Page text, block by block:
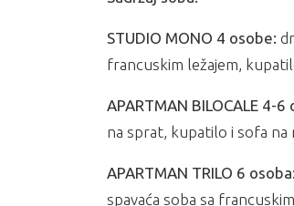
STUDIO MONO 4 osobe:
francuskim ležajem,
APARTMAN BILOCALE 4-6
na sprat, kupatilo i sofa na
APARTMAN TRILO 6 osoba:
spavaća soba sa